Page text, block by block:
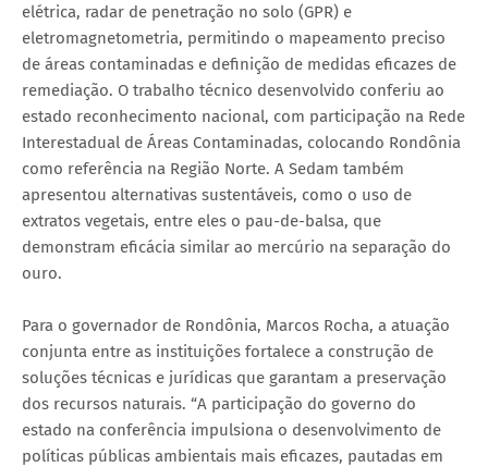
elétrica, radar de penetração no solo (GPR) e
eletromagnetometria, permitindo o mapeamento preciso
de áreas contaminadas e definição de medidas eficazes de
remediação. O trabalho técnico desenvolvido conferiu ao
estado reconhecimento nacional, com participação na Rede
Interestadual de Áreas Contaminadas, colocando Rondônia
como referência na Região Norte. A Sedam também
apresentou alternativas sustentáveis, como o uso de
extratos vegetais, entre eles o pau-de-balsa, que
demonstram eficácia similar ao mercúrio na separação do
ouro.
Para o governador de Rondônia, Marcos Rocha, a atuação
conjunta entre as instituições fortalece a construção de
soluções técnicas e jurídicas que garantam a preservação
dos recursos naturais. “A participação do governo do
estado na conferência impulsiona o desenvolvimento de
políticas públicas ambientais mais eficazes, pautadas em